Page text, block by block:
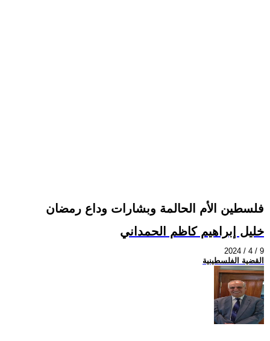
فلسطين الأم الحالمة وبشارات وداع رمضان
خليل إبراهيم كاظم الحمداني
2024 / 4 / 9
القضية الفلسطينية